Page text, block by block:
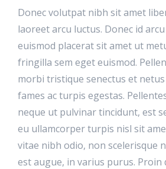
Donec volutpat nibh sit amet
laoreet arcu luctus. Donec id
euismod placerat sit amet ut
fringilla sem eget euismod.
morbi tristique senectus et
fames ac turpis egestas.
neque ut pulvinar tincidunt, est
eu ullamcorper turpis nisl sit
vitae nibh odio, non scelerisque
est augue, in varius purus.